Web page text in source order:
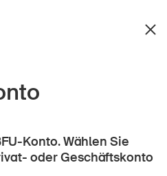
Konto. Wählen Sie
oder Geschäftskonto